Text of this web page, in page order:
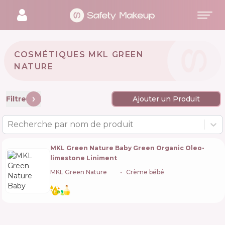
COSMÉTIQUES MKL GREEN
NATURE 🇫🇷
Filtre Ajouter un Produit
Recherche par nom de produit
MKL Green Nature Baby Green Organic Oleo-
limestone Liniment
MKL Green Nature
Crème bébé